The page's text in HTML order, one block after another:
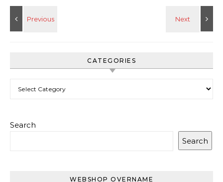
CATEGORIES
Search
Search
WEBSHOP OVERNAME